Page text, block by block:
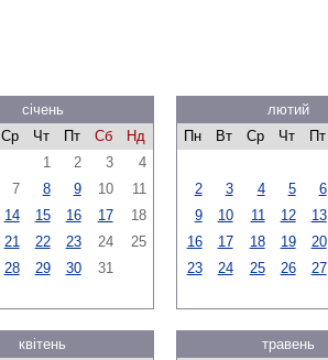
січень
Ср Чт Пт Сб
Нд
1
2 3
4
7 8 9 10
11
14 15 16 17
18
21 22 23 24
25
28 29 30 31
лютий
Пн
Вт Ср Чт Пт
2
3 4 5 6
9
10 11 12 13
16
17 18 19 20
23
24 25 26 27
квітень
травень